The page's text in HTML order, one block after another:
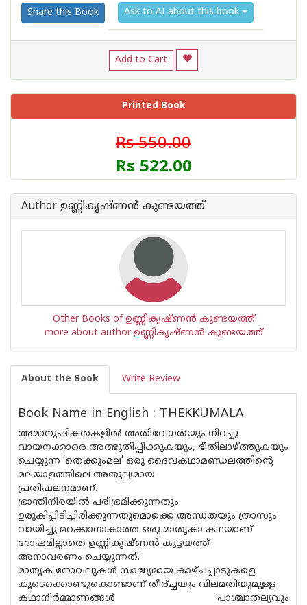
Share this Book Ask to AI about this book
Add to Cart
Printed Book
Rs 550.00
Rs 522.00
Author ഉണ്ണികൃഷ്ണൻ കുണ്ടയത്ത്
Other Books of ഉണ്ണികൃഷ്ണൻ കുണ്ടയത്ത്
more about author ഉണ്ണികൃഷ്ണൻ കുണ്ടയത്ത്
About the Book Write Review
Book Name in English : THEKKUMALA
അമാനുഷികതകളില്‍ അതിവേഗതയും നിറച്ചു
വായനക്കാരെ അത്ഭുതിപ്പിക്കുകയും, ഭീതിലാഴ്ത്തുകയും
ചെയ്യുന്ന ’തെക്കുംമല’ ഒരു ദൈവകഥാമണ്ഡലത്തിന്റെ
മലയാളത്തിലെ അതുല്യമായ
പ്രതിഫലനമാണ്.
ഭ്രാന്തിനിരയില്‍ പരിഭ്രമിക്കുന്നതും
ഉരുകിപ്പിടിച്ചിരിക്കുന്നതുമൊക്കെ അന്ധതയും ത്രാസും
വായിച്ചു മറക്കാനാകാത്ത ഒരു മാതൃകാ കഥയാണ്
ദോഷമില്ലാതെ ഉണ്ണികൃഷ്ണൻ കുട്ടയത്ത്
അനാവരണം ചെയ്യുന്നത്.
മാതൃക നോവലുകള്‍ സാദ്ധ്യമായ കാഴ്ചപ്പാടുകളെ
കൂടെക്കൊണ്ടുകൊണ്ടാണ് തീര്ച്ചയും വിലമതിയുമുള്ള
കഥാനിര്‍മ്മാണങ്ങള്‍ പാശ്ചാതല്യവും